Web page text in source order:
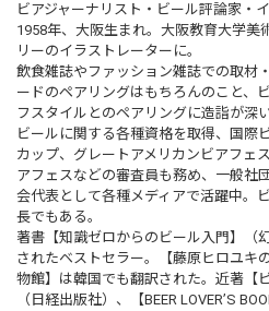
ビアジャーナリスト・ビール評論家・
1958年、大阪生まれ。大阪教育大学美
リーのイラストレーターに。
飲食雑誌やファッション雑誌での取材
ードのペアリングはもちろんのこと、
フスタイルとのペアリングに造詣が深い
ビールに関する各種資格を取得、国際
カップ、グレートアメリカンビアフェ
アフェスなどの審査員も務め、一般社
会代表として各種メディアで活躍中。
長でもある。
著書【知識ゼロからのビール入門】（
されたベストセラー。【藤原ヒロユキ
物館】は韓国でも翻訳された。近著【
（日経出版社）、【BEER LOVER’S